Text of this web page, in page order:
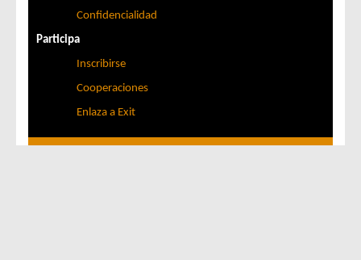
Confidencialidad
Participa
Inscribirse
Cooperaciones
Enlaza a Exit